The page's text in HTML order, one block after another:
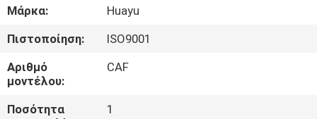
ΓΎΡΟΣ
ΕΡΓΟΣΤΑΣΊΩΝ
ΠΟΙΟΤΙΚΌΣ
ΈΛΕΓΧΟΣ
Μάρκα:
Huayu
Πιστοποίηση:
ISO9001
Αριθμό
μοντέλου:
CAF
Ποσότητα
1